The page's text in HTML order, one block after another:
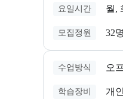
요일시간 월,
모집정원 32명
수업방식 오
학습장비 개